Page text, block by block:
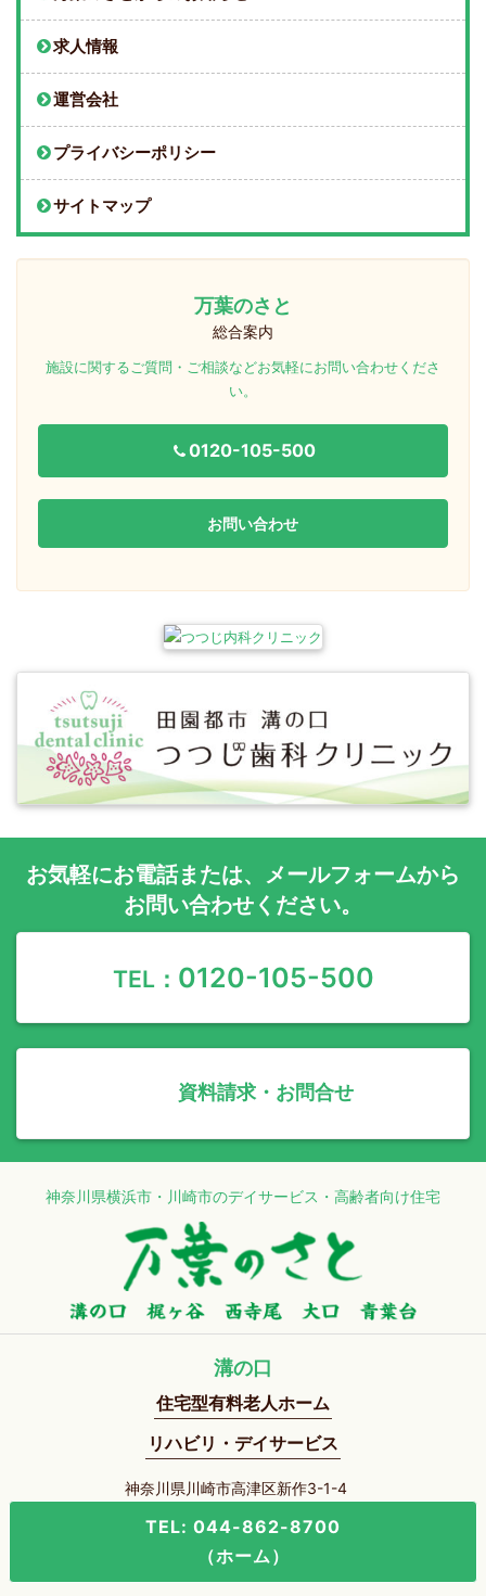
求人情報
運営会社
プライバシーポリシー
サイトマップ
万葉のさと
総合案内
施設に関するご質問・ご相談などお気軽にお問い合わせくださ
い。
0120-105-500
お問い合わせ
お気軽にお電話または、 メールフォームから
お問い合わせください。
TEL： 0120-105-500
資料請求・お問合せ
神奈川県横浜市・川崎市のデイサービス・高齢者向け住宅
溝の口
住宅型有料老人ホーム
リハビリ・デイサービス
神奈川県川崎市高津区新作3-1-4
TEL: 044-862-8700
（ホーム）